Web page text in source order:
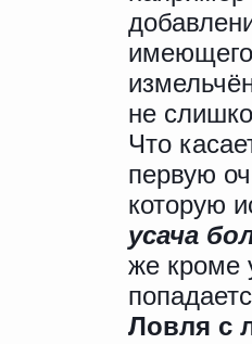
не
Что
первую
которую
усача
же кроме
Ловля с